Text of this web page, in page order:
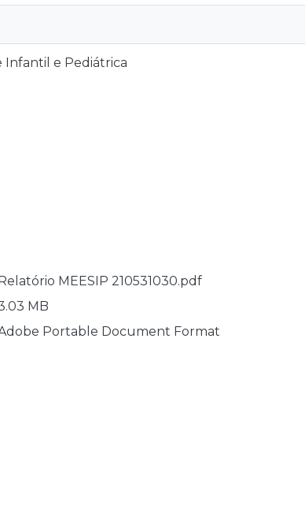
Infantil e Pediátrica
MEESIP 210531030.pdf
MB
Portable Document Format